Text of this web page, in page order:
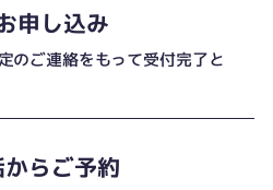
申し込み
のご連絡をもって受付完了と
らご予約